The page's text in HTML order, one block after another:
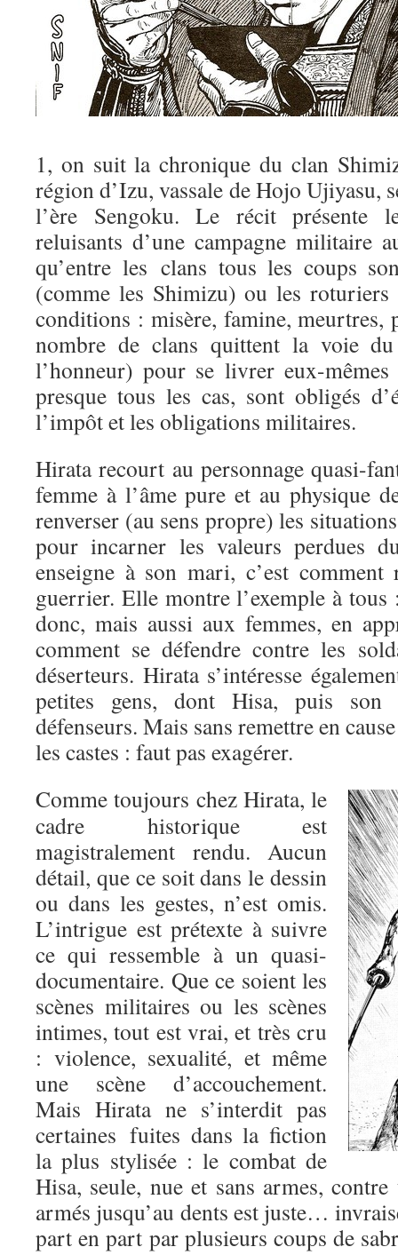
1, on suit la chronique du clan
région d’Izu, vassale de Hojo Ujiyasu,
l’ère Sengoku. Le récit présente
reluisants d’une campagne militaire
qu’entre les clans tous les coups
(comme les Shimizu) ou les
conditions : misère, famine, meurtres,
nombre de clans quittent la voie
l’honneur) pour se livrer eux-
presque tous les cas, sont obligés
l’impôt et les obligations militaires.
Hirata recourt au personnage quasi-
femme à l’âme pure et au physique
renverser (au sens propre) les
pour incarner les valeurs perdues
enseigne à son mari, c’est
guerrier. Elle montre l’exemple à
donc, mais aussi aux femmes, en
comment se défendre contre les
déserteurs. Hirata s’intéresse
petites gens, dont Hisa, puis son
défenseurs. Mais sans remettre en
les castes : faut pas exagérer.
Comme toujours chez Hirata, le
cadre historique est
magistralement rendu. Aucun
détail, que ce soit dans le dessin
ou dans les gestes, n’est omis.
L’intrigue est prétexte à suivre
ce qui ressemble à un quasi-
documentaire. Que ce soient les
scènes militaires ou les scènes
intimes, tout est vrai, et très cru
: violence, sexualité, et même
une scène d’accouchement.
Mais Hirata ne s’interdit pas
certaines fuites dans la fiction
la plus stylisée : le combat de
Hisa, seule, nue et sans armes,
armés jusqu’au dents est juste…
part en part par plusieurs coups de